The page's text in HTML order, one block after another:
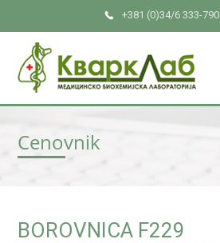
+381 (0)34/6 333-790
Cenovnik
BOROVNICA F229